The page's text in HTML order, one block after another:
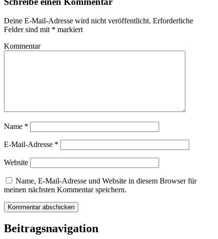
Deine E-Mail-Adresse wird nicht veröffentlicht. Erforderliche
Felder sind mit * markiert
Kommentar
Name *
E-Mail-Adresse *
Website
Name, E-Mail-Adresse und Website in diesem Browser für
meinen nächsten Kommentar speichern.
Beitragsnavigation